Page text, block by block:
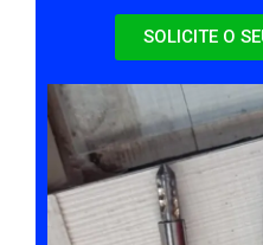
SOLICITE O